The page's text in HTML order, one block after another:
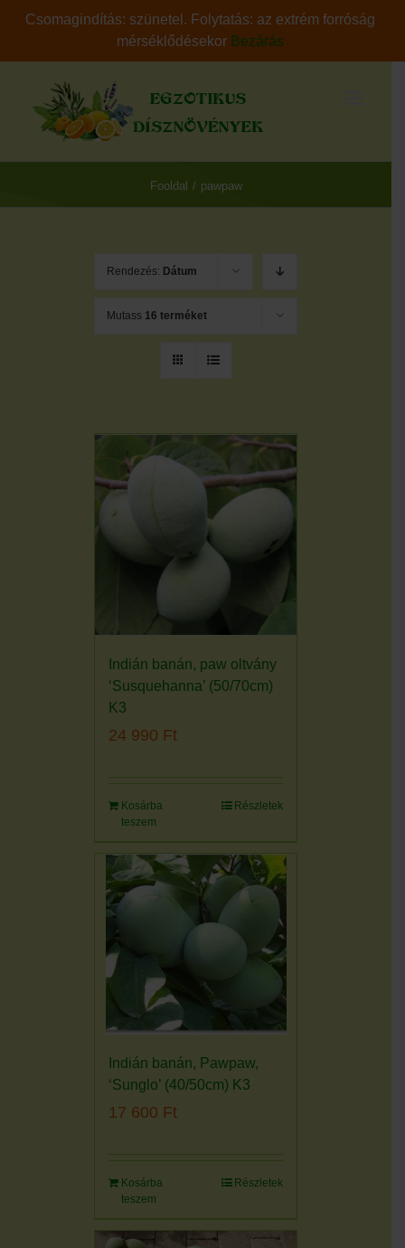
content
Fooldal / pawpaw
Rendezés: Dátum
Mutass 16 terméket
Indián banán, paw oltvány
‘Susquehanna’ (50/70cm)
K3
24 990 Ft
Kosárba
teszem
Részletek
Indián banán, Pawpaw,
‘Sunglo’ (40/50cm) K3
17 600 Ft
Kosárba
teszem
Részletek
Csomagindítás: szünetel. Folytatás: az extrém forróság
mérséklődésekor Bezárás